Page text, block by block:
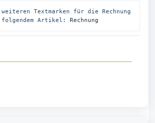
Textmarken für die Rechnung
folgendem Artikel: Rechnung